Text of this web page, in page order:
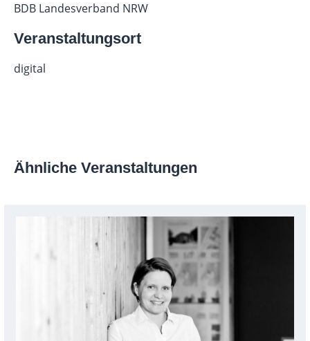
BDB Landesverband NRW
Veranstaltungsort
digital
Ähnliche Veranstaltungen